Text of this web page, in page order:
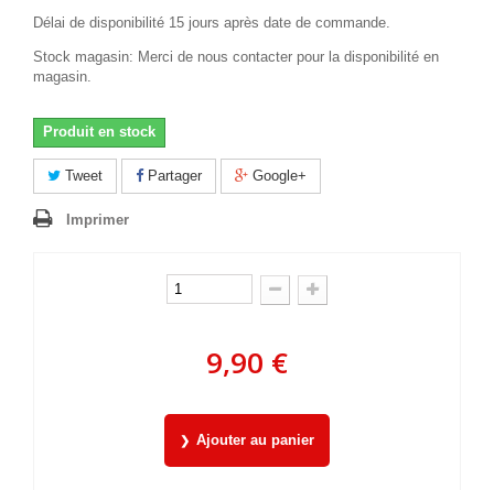
Délai de disponibilité 15 jours après date de commande.
Stock magasin: Merci de nous contacter pour la disponibilité en
magasin.
Produit en stock
Tweet Partager Google+
Imprimer
9,90 €
Ajouter au panier